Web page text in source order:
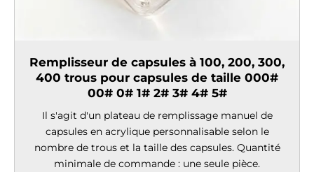
Remplisseur de capsules à 100, 200, 300,
400 trous pour capsules de taille 000#
00# 0# 1# 2# 3# 4# 5#
Il s'agit d'un plateau de remplissage manuel de
capsules en acrylique personnalisable selon le
nombre de trous et la taille des capsules. Quantité
minimale de commande : une seule pièce.